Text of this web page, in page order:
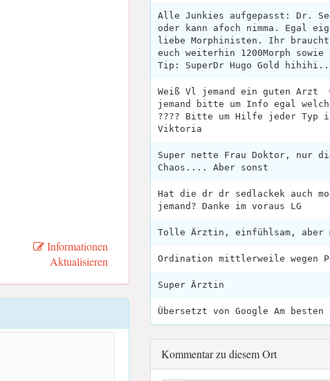
Informationen
Aktualisieren
Alle Junkies aufgepasst: Dr.
oder kann afoch nimma. Egal
liebe Morphinisten. Ihr brauchts
euch weiterhin 1200Morph
Tip: SuperDr Hugo Gold
Weiß Vl jemand ein guten Arzt
jemand bitte um Info egal
???? Bitte um Hilfe jeder Typ
Viktoria
Super nette Frau Doktor, nur
Chaos.... Aber sonst
Hat die dr dr sedlackek auch
jemand? Danke im voraus LG
Tolle Ärztin, einfühlsam, aber
Ordination mittlerweile wegen
Super Ärztin
Übersetzt von Google Am
Kommentar zu diesem Ort